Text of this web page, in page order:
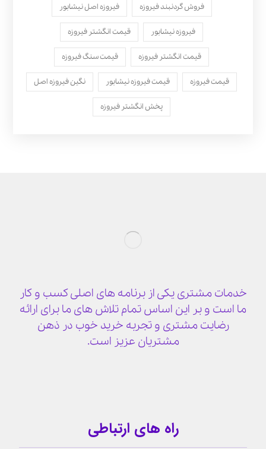
فروش گردنبند فیروزه فیروزه اصل نیشابور
فیروزه نیشابور قیمت انگشتر فیروزه
قیمت انگشتر فیروزه قیمت سنگ فیروزه
قیمت فیروزه قیمت فیروزه نیشابور نگین فیروزه اصل
پخش انگشتر فیروزه
خدمات مشتری یکی از برنامه های اصلی کسب و کار
ما است و بر این اساس تمام تلاش های ما برای ارائه
رضایت مشتری و تجربه خرید خوب در ذهن
مشتریان عزیز است.
راه های ارتباطی